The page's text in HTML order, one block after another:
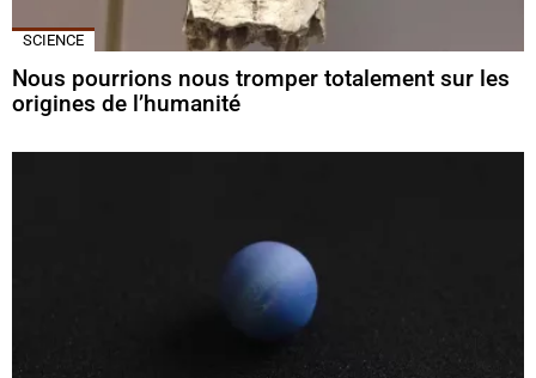
SCIENCE
Nous pourrions nous tromper totalement sur les
origines de l’humanité